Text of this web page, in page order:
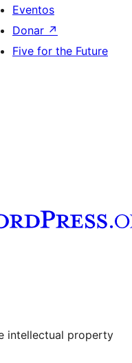
Eventos
Donar ↗
Five for the Future
de Tumblr
intellectual property